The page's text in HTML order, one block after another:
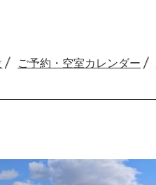
ご予約 ・空室カレンダー